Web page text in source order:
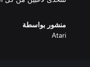
منشور بواسطة
Atari